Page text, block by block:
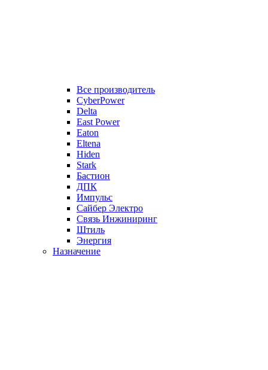
Все производитель
CyberPower
Delta
East Power
Eaton
Eltena
Hiden
Stark
Бастион
ДПК
Импульс
Сайбер Электро
Связь Инжиниринг
Штиль
Энергия
Назначение